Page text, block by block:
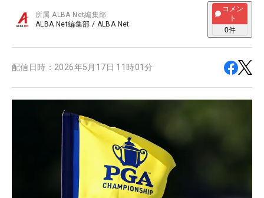
所属ALBA Net編集部
ALBA Net編集部 / ALBA Net
コメン
ト
0件
配信日時： 2026年5月17日 11時01分